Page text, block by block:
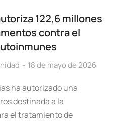
122,6 millones
contra el
18 de mayo de 2026
ha autorizado una
destinada a la
el tratamiento de